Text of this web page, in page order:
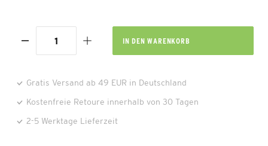
IN DEN WARENKORB
Gratis Versand ab 49 EUR in Deutschland
Kostenfreie Retoure innerhalb von 30 Tagen
2-5 Werktage Lieferzeit